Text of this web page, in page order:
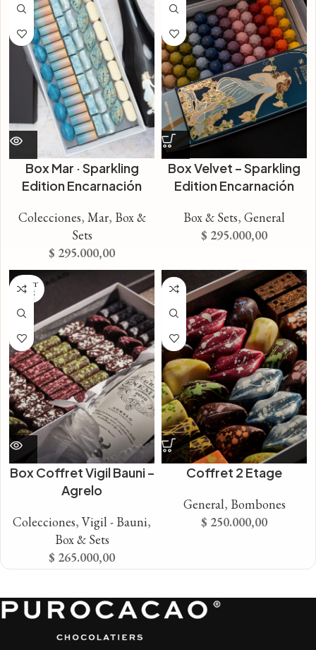
Box Mar · Sparkling
Edition Encarnación
Colecciones, Mar, Box &
Sets
$ 295.000,00
Box Velvet – Sparkling
Edition Encarnación
Box & Sets, General
$ 295.000,00
SIN ST
OCK
Box Coffret Vigil Bauni –
Agrelo
Colecciones, Vigil - Bauni,
Box & Sets
$ 265.000,00
Coffret 2 Etage
General, Bombones
$ 250.000,00